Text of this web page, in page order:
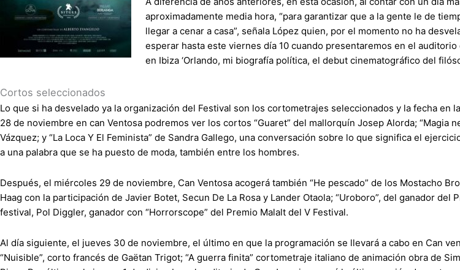
aproximadamente media hora, “para garantizar que a la gente le de
llegar a cenar a casa”, señala López quien, por el momento no ha
esperar hasta este viernes día 10 cuando presentaremos en el
en Ibiza ‘Orlando, mi biografía política, el debut cinematográfico del
Cortos seleccionados
Lo que si ha desvelado ya la organización del Festival son los cortometrajes seleccionados y la fecha en
28 de noviembre en can Ventosa podremos ver los cortos “Guaret” del mallorquín Josep Alorda; “Magia
Vázquez; y “La Loca Y El Feminista” de Sandra Gallego, una conversación sobre lo que significa el
a una palabra que se ha puesto de moda, también entre los hombres.
Después, el miércoles 29 de noviembre, Can Ventosa acogerá también “He pescado” de los Mostacho
Haag con la participación de Javier Botet, Secun De La Rosa y Lander Otaola; “Uroboro”, del ganador
festival, Pol Diggler, ganador con “Horrorscope” del Premio Malalt del V Festival.
Al día siguiente, el jueves 30 de noviembre, el último en que la programación se llevará a cabo en Can
“Nuisible”, corto francés de Gaëtan Trigot; “A guerra finita” cortometraje italiano de animación obra de